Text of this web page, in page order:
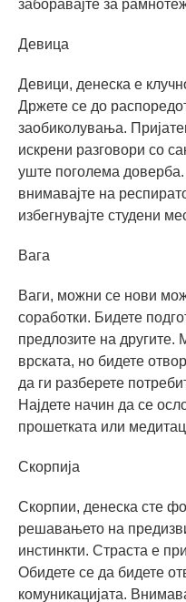
заборавајте за
Девица
Девици, денеска е
Држете се до
заобиколувања.
искрени разговори со
уште поголема
внимавајте на
избегнувајте студени
Вага
Ваги, можни се нови
соработки. Бидете
предлозите на
врската, но бидете
да ги разберете
Најдете начин да се
прошетката или
Скорпија
Скорпии, денеска сте
решавањето на
инстинкти. Страста е
Обидете се да бидете
комуникацијата.